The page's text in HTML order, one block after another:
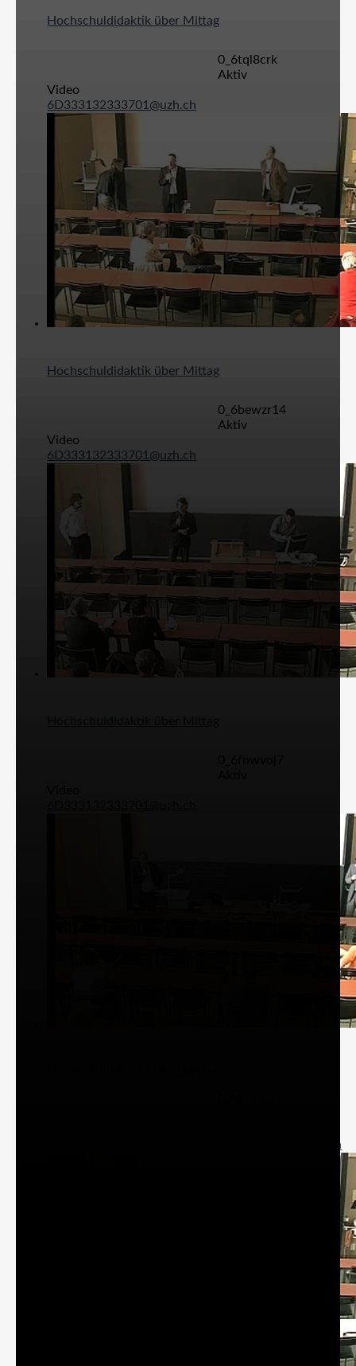
Hochschuldidaktik über Mittag
0_6tql8crk
Aktiv
Video
6D333132333701@uzh.ch
Hochschuldidaktik über Mittag
0_6bewzr14
Aktiv
Video
6D333132333701@uzh.ch
6D333132333701@uzh.ch